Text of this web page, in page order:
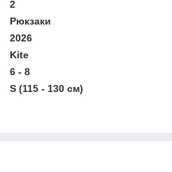
2
Рюкзаки
2026
Kite
6 - 8
S (115 - 130 см)